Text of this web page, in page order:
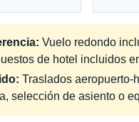
Vuelo redondo
de hotel incluidos
Traslados aeropuerto-
selección de asiento o